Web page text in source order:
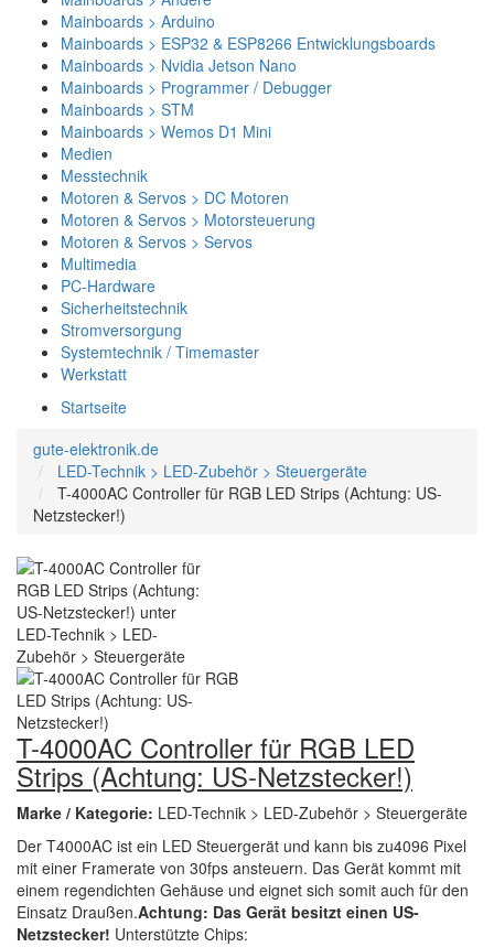
Mainboards > Arduino
Mainboards > ESP32 & ESP8266 Entwicklungsboards
Mainboards > Nvidia Jetson Nano
Mainboards > Programmer / Debugger
Mainboards > STM
Mainboards > Wemos D1 Mini
Medien
Messtechnik
Motoren & Servos > DC Motoren
Motoren & Servos > Motorsteuerung
Motoren & Servos > Servos
Multimedia
PC-Hardware
Sicherheitstechnik
Stromversorgung
Systemtechnik / Timemaster
Werkstatt
Startseite
gute-elektronik.de
LED-Technik > LED-Zubehör > Steuergeräte
T-4000AC Controller für RGB LED Strips (Achtung: US-
Netzstecker!)
T-4000AC Controller für RGB LED
Strips (Achtung: US-Netzstecker!)
Marke / Kategorie: LED-Technik > LED-Zubehör > Steuergeräte
Der T4000AC ist ein LED Steuergerät und kann bis zu4096 Pixel
mit einer Framerate von 30fps ansteuern. Das Gerät kommt mit
einem regendichten Gehäuse und eignet sich somit auch für den
Einsatz Draußen.Achtung: Das Gerät besitzt einen US-
Netzstecker! Unterstützte Chips: